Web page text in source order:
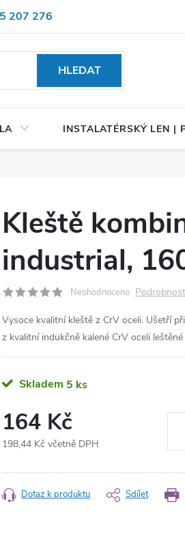
207 276
HLEDAT
INSTALATÉRSKÝ LEN |
Kleště
industrial,
Neohodnoceno
Vysoce kvalitní kleště z CrV oceli. Ušetří
z kvalitní indukčně kalené CrV oceli
Skladem 5 ks
164 Kč
198,44 Kč včetně DPH
cena:
Dotaz k produktu Sdílet